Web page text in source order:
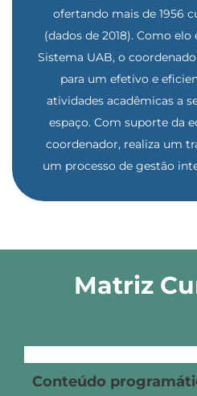
ofertando mais de 1956
(dados de 2018). Como
Sistema UAB, o
para um efetivo e
atividades acadêmicas a
espaço. Com suporte da
coordenador, realiza um
um processo de gestão
Matriz
Conteúdo